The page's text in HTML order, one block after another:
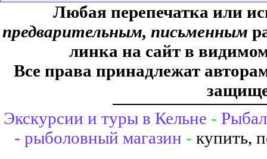
Любая перепечатка или
предварительным, письменным
линка на сайт в
Все права принадлежат
Экскурсии и туры в Кельне -
- рыболовный магазин - купить,